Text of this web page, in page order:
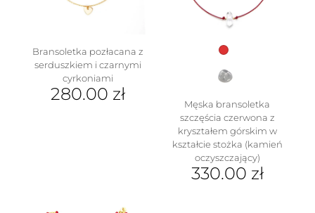
na
stronie
Bransoletka pozłacana z
serduszkiem i czarnymi
cyrkoniami
280.00 zł
Męska bransoletka
szczęścia czerwona z
kryształem górskim w
kształcie stożka (kamień
oczyszczający)
330.00 zł